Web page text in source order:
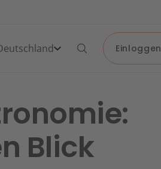
Einloggen
Blick